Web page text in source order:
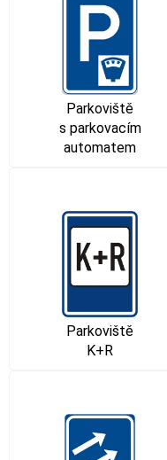
Parkoviště
s parkovacím
automatem
Parkoviště
K+R